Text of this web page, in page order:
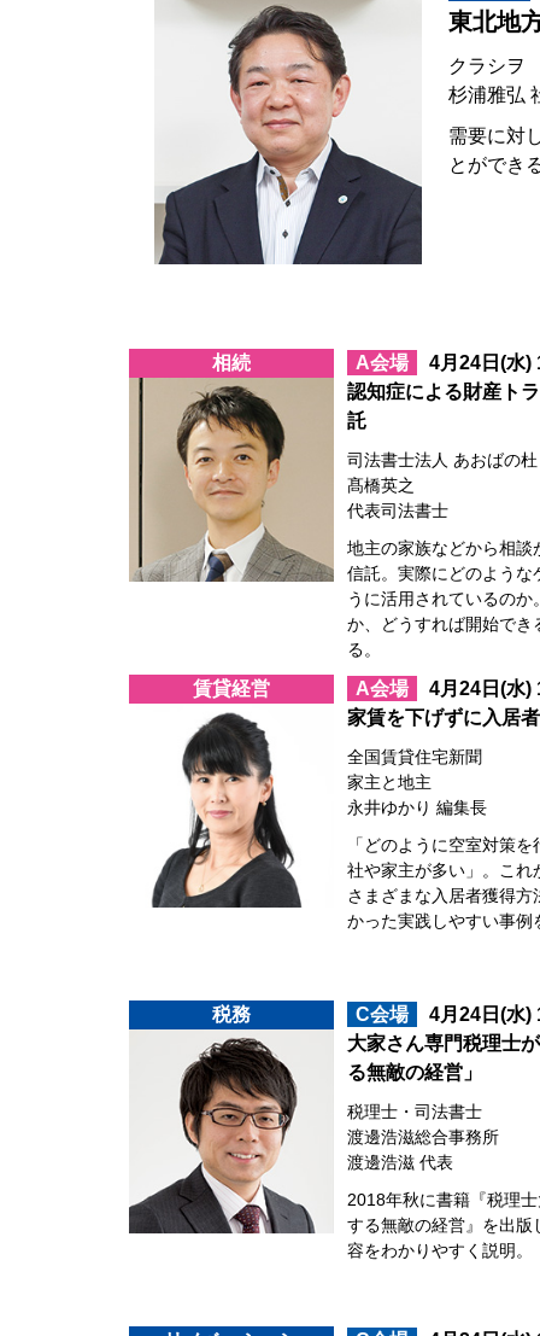
東北地
クラシヲ
杉浦雅弘
需要に対
とができ
相続 A会場
4月24日(水)
認知症による財産ト
託
司法書士法人 あおばの杜
髙橋英之
代表司法書士
地主の家族などから相談
信託。実際にどのような
うに活用されているの
か、どうすれば開始でき
る。
賃貸経営 A会場
4月24日(水)
家賃を下げずに入居
全国賃貸住宅新聞
家主と地主
永井ゆかり 編集長
「どのように空室対策
社や家主が多い」。これ
さまざまな入居者獲得
かった実践しやすい事例
税務 C会場
4月24日(水)
大家さん専門税理士
る無敵の経営」
税理士・司法書士
渡邊浩滋総合事務所
渡邊浩滋 代表
2018年秋に書籍『税理
する無敵の経営』を出版
容をわかりやすく説明。